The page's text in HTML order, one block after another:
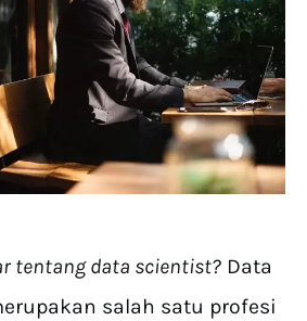
tentang data scientist? Data
salah satu profesi